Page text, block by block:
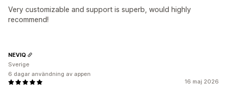
Very customizable and support is superb, would highly
recommend!
16 maj 2026
NEVIQ
Sverige
6 dagar användning av appen